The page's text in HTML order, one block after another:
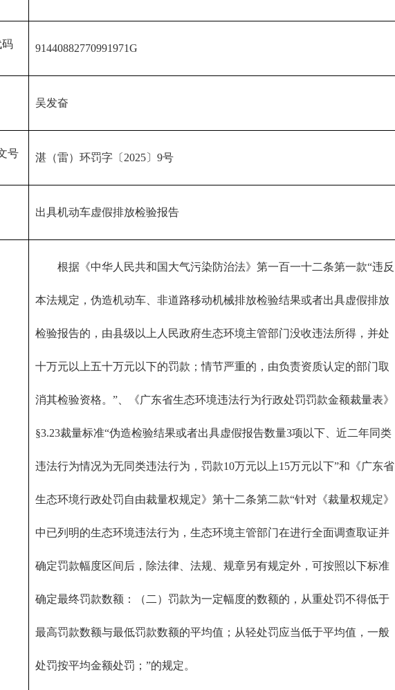
码 91440882770991971G
吴发奋
号 湛（雷）环罚字〔2025〕9号
出具机动车虚假排放检验报告
根据《中华人民共和国大气污染防治法》第一百一十二条第一款“违反
本法规定，伪造机动车、非道路移动机械排放检验结果或者出具虚假排放
检验报告的，由县级以上人民政府生态环境主管部门没收违法所得，并处
十万元以上五十万元以下的罚款；情节严重的，由负责资质认定的部门取
消其检验资格。”、《广东省生态环境违法行为行政处罚罚款金额裁量表》
§3.23裁量标准“伪造检验结果或者出具虚假报告数量3项以下、近二年同类
违法行为情况为无同类违法行为，罚款10万元以上15万元以下”和《广东省
生态环境行政处罚自由裁量权规定》第十二条第二款“针对《裁量权规定》
中已列明的生态环境违法行为，生态环境主管部门在进行全面调查取证并
确定罚款幅度区间后，除法律、法规、规章另有规定外，可按照以下标准
确定最终罚款数额：（二）罚款为一定幅度的数额的，从重处罚不得低于
最高罚款数额与最低罚款数额的平均值；从轻处罚应当低于平均值，一般
处罚按平均金额处罚；”的规定。